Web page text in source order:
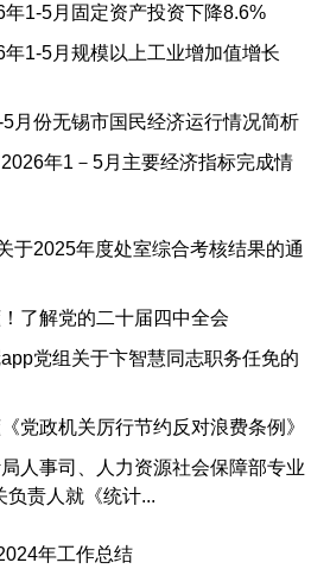
年1-5月固定资产投资下降8.6%
年1-5月规模以上工业增加值增长
月份无锡市国民经济运行情况简析
2026年1－5月主要经济指标完成情
于2025年度处室综合考核结果的通
了解党的二十届四中全会
党组关于卞智慧同志职务任免的
党政机关厉行节约反对浪费条例》
人事司、人力资源社会保障部专业
负责人就《统计...
年工作总结